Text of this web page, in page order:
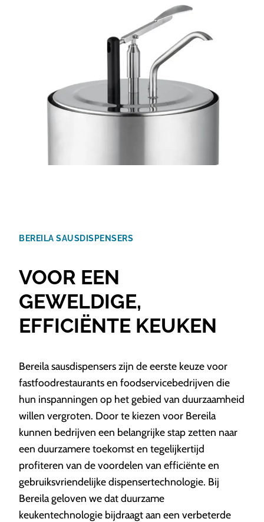
BEREILA SAUSDISPENSERS
VOOR EEN
GEWELDIGE,
EFFICIËNTE KEUKEN
Bereila sausdispensers zijn de eerste keuze voor
fastfoodrestaurants en foodservicebedrijven die
hun inspanningen op het gebied van duurzaamheid
willen vergroten. Door te kiezen voor Bereila
kunnen bedrijven een belangrijke stap zetten naar
een duurzamere toekomst en tegelijkertijd
profiteren van de voordelen van efficiënte en
gebruiksvriendelijke dispensertechnologie. Bij
Bereila geloven we dat duurzame
keukentechnologie bijdraagt aan een verbeterde